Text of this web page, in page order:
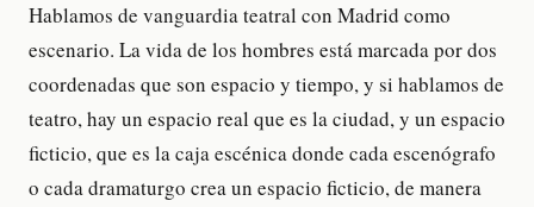
Hablamos de vanguardia teatral con Madrid como
escenario. La vida de los hombres está marcada por dos
coordenadas que son espacio y tiempo, y si hablamos de
teatro, hay un espacio real que es la ciudad, y un espacio
ficticio, que es la caja escénica donde cada escenógrafo
o cada dramaturgo crea un espacio ficticio, de manera